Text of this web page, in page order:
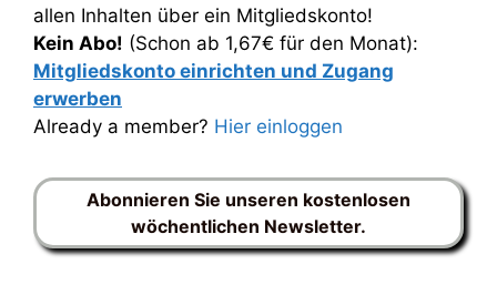
allen Inhalten über ein Mitgliedskonto!
Kein Abo! (Schon ab 1,67€ für den Monat):
Mitgliedskonto einrichten und Zugang
erwerben
Already a member? Hier einloggen
Abonnieren Sie unseren kostenlosen
wöchentlichen Newsletter.